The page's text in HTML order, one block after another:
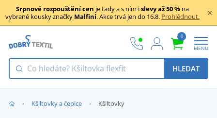
Srpnové rozpouštění cen je tady a s ním islevy až 50 % na
vybrané kousky značky Malfini. Akce trvá jen do 16.8. Prohlédnout.
0
MENU
HLEDAT
Kšiltovky a čepice Kšiltovky